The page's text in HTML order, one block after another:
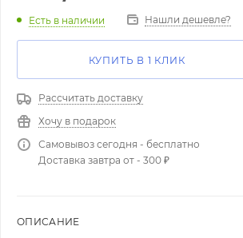
Есть в наличии Нашли дешевле?
КУПИТЬ В 1 КЛИК
Рассчитать доставку
Хочу в подарок
Самовывоз сегодня - бесплатно
Доставка завтра от - 300 ₽
ОПИСАНИЕ